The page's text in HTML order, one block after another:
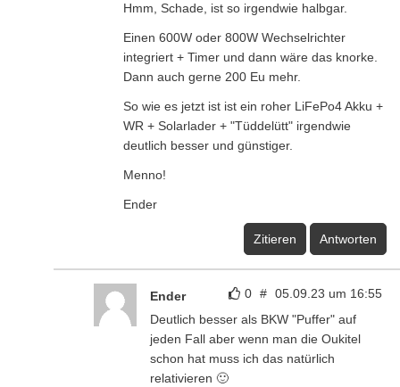
Hmm, Schade, ist so irgendwie halbgar.
Einen 600W oder 800W Wechselrichter
integriert + Timer und dann wäre das knorke.
Dann auch gerne 200 Eu mehr.
So wie es jetzt ist ist ein roher LiFePo4 Akku +
WR + Solarlader + "Tüddelütt" irgendwie
deutlich besser und günstiger.
Menno!
Ender
Zitieren Antworten
0 # 05.09.23 um 16:55
Ender
Deutlich besser als BKW "Puffer" auf
jeden Fall aber wenn man die Oukitel
schon hat muss ich das natürlich
relativieren 🙂